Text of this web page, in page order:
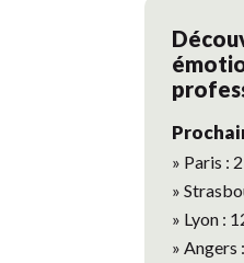
» Paris :
»
» Lyon :
» Angers